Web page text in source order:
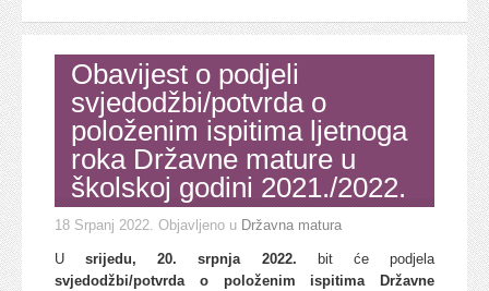
Obavijest o podjeli
svjedodžbi/potvrda o
položenim ispitima ljetnoga
roka Državne mature u
školskoj godini 2021./2022.
18 Srpanj 2022. Objavljeno u Državna matura
Usrijedu, 20. srpnja 2022. bit će podjela
svjedodžbi/potvrda o položenim ispitima Državne